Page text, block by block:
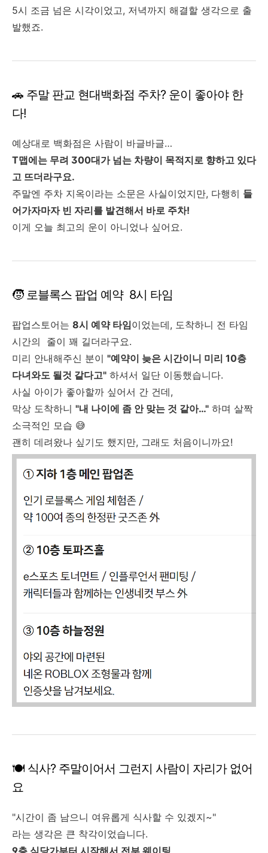
5시 조금 넘은 시각이었고, 저녁까지 해결할 생각으로 출
발했죠.
🚗 주말 판교 현대백화점 주차? 운이 좋아야 한
다!
예상대로 백화점은 사람이 바글바글…
T맵에는 무려 300대가 넘는 차량이 목적지로 향하고 있다
고 뜨더라구요.
주말엔 주차 지옥이라는 소문은 사실이었지만, 다행히 들
어가자마자 빈 자리를 발견해서 바로 주차!
이게 오늘 최고의 운이 아니었나 싶어요.
🧒 로블록스 팝업 예약 8시 타임
팝업스토어는 8시 예약 타임이었는데, 도착하니 전 타임
시간의 줄이 꽤 길더라구요.
미리 안내해주신 분이 "예약이 늦은 시간이니 미리 10층
다녀와도 될것 같다고" 하셔서 일단 이동했습니다.
사실 아이가 좋아할까 싶어서 간 건데,
막상 도착하니 "내 나이에 좀 안 맞는 것 같아…" 하며 살짝
소극적인 모습 😅
괜히 데려왔나 싶기도 했지만, 그래도 처음이니까요!
🍽️ 식사? 주말이어서 그런지 사람이 자리가 없어
요
"시간이 좀 남으니 여유롭게 식사할 수 있겠지~"
라는 생각은 큰 착각이었습니다.
9층 식당가부터 시작해서 전부 웨이팅